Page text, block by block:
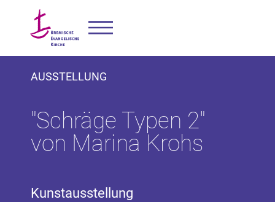
AUSSTELLUNG
"Schräge Typen 2"
von Marina Krohs
Kunstausstellung